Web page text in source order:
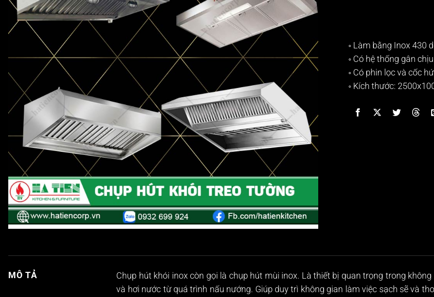
◦ Làm bằng Inox 430
◦ Có hệ thống gân
◦ Có phin lọc và cốc
◦ Kích thước:
MÔ TẢ
Chụp hút khói inox còn gọi là chụp hút mùi inox. Là thiết bị quan trọng trong
và hơi nước từ quá trình nấu nướng. Giúp duy trì không gian làm việc sạch sẽ và